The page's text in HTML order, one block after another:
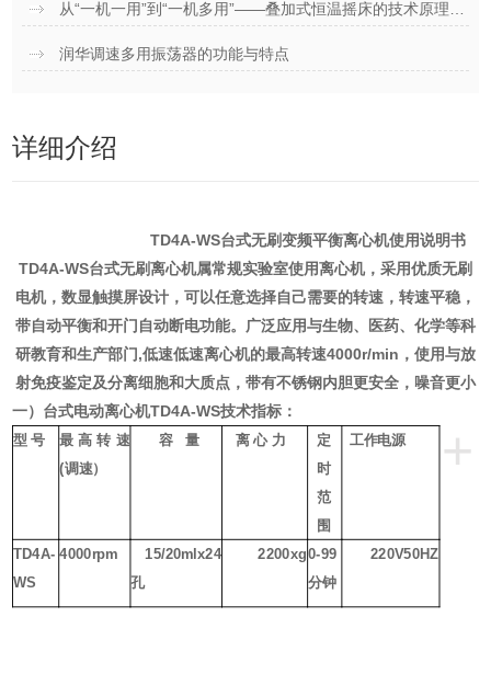
润华调速多用振荡器的功能与特点
详细介绍
TD4A-WS台式无刷变频平衡离心机使用说明书
TD4A-WS台式无刷离心机属常规实验室使用离心机，采用优质无刷
电机，数显触摸屏设计，可以任意选择自己需要的转速，转速平稳，
带自动平衡和开门自动断电功能。广泛应用与生物、医药、化学等科
研教育和生产部门,低速低速离心机的最高转速4000r/min，使用与放
射免疫鉴定及分离细胞和大质点，带有不锈钢内胆更安全，噪音更小
一） 台式电动离心机TD4A-WS技术指标：
+
型 号
最高转速
(调速）
容 量 离 心 力
定
时
范
围
工作电源
TD4A-
WS
4000rpm 15/20mlx24
孔
2200xg0-99
分钟
220V50HZ